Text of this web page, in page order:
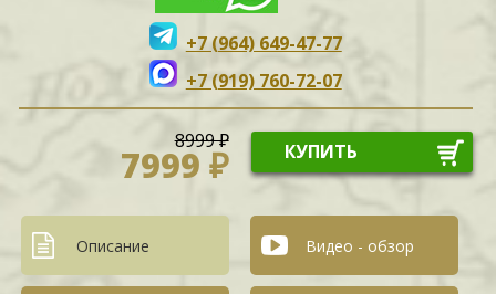
+7 (964) 649-47-77
+7 (919) 760-72-07
8999 ₽
7999 ₽ КУПИТЬ
Описание Видео - обзор